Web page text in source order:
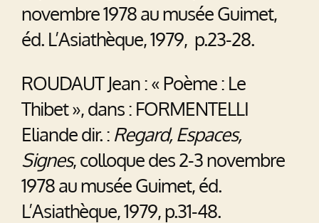
novembre 1978 au musée Guimet,
éd. L’Asiathèque, 1979, p.23-28.
ROUDAUT Jean : « Poème : Le
Thibet », dans : FORMENTELLI
Eliande dir. : Regard, Espaces,
Signes, colloque des 2-3 novembre
1978 au musée Guimet, éd.
L’Asiathèque, 1979, p.31-48.